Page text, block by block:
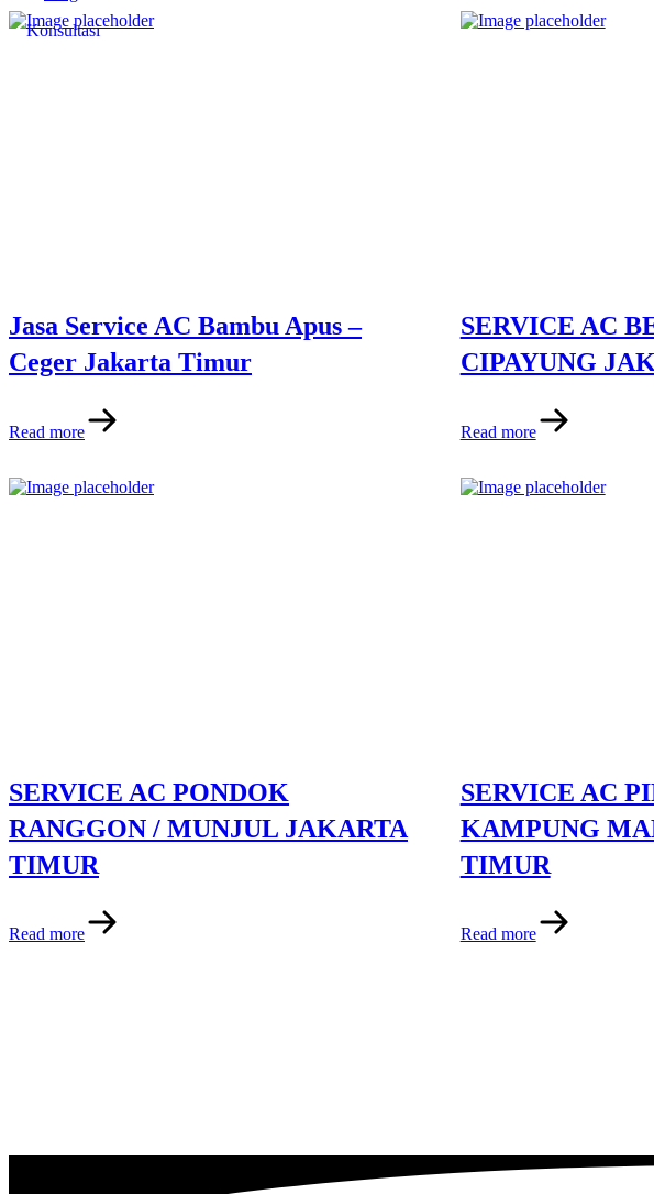
Konsultasi
Jasa Service AC Bambu Apus –
Ceger Jakarta Timur
Read more
SERVICE AC
CIPAYUNG
Read more
SERVICE AC PONDOK
RANGGON / MUNJUL JAKARTA
TIMUR
Read more
SERVICE AC
KAMPUNG
TIMUR
Read more